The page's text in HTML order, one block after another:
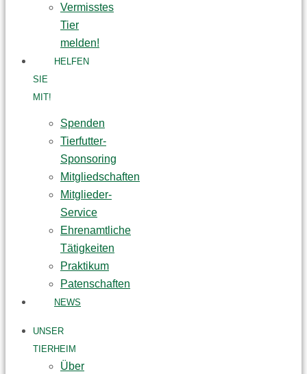
Vermisstes
Tier
melden!
HELFEN
SIE
MIT!
Spenden
Tierfutter-
Sponsoring
Mitgliedschaften
Mitglieder-
Service
Ehrenamtliche
Tätigkeiten
Praktikum
Patenschaften
NEWS
UNSER
TIERHEIM
Über